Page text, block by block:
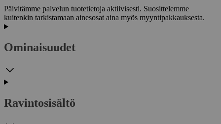
Päivitämme palvelun tuotetietoja aktiivisesti. Suosittelemme
kuitenkin tarkistamaan ainesosat aina myös myyntipakkauksesta.
Ominaisuudet
Ravintosisältö